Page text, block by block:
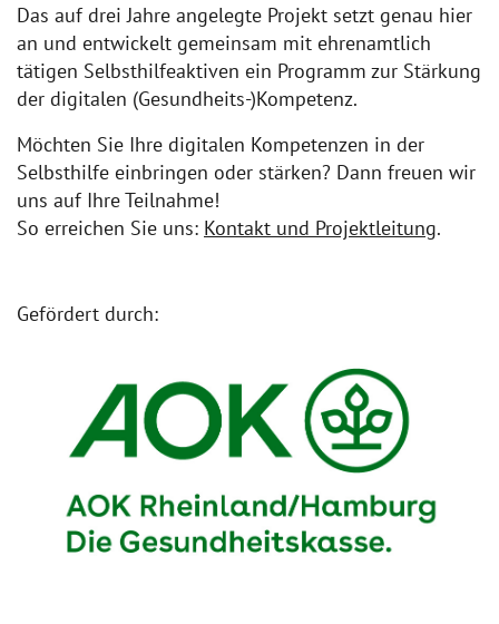
Das auf drei Jahre angelegte Projekt setzt genau hier
an und entwickelt gemeinsam mit ehrenamtlich
tätigen Selbsthilfeaktiven ein Programm zur Stärkung
der digitalen (Gesundheits-)Kompetenz.
Möchten Sie Ihre digitalen Kompetenzen in der
Selbsthilfe einbringen oder stärken? Dann freuen wir
uns auf Ihre Teilnahme!
So erreichen Sie uns: Kontakt und Projektleitung.
Gefördert durch: